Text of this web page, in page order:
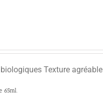
Texture agréable
65ml.